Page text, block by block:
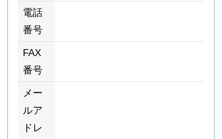
電話
番号
FAX
番号
メー
ルア
ドレ